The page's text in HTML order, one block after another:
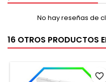
No hay reseñas de
16 OTROS PRODUCTOS
favorite_border